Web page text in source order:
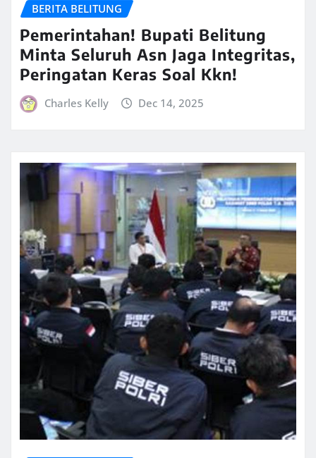
BERITA BELITUNG
Pemerintahan! Bupati Belitung
Minta Seluruh Asn Jaga Integritas,
Peringatan Keras Soal Kkn!
Charles Kelly Dec 14, 2025